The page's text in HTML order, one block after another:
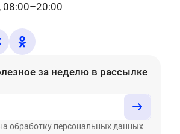
08:00–20:00
за неделю в рассылке
обработку персональных данных